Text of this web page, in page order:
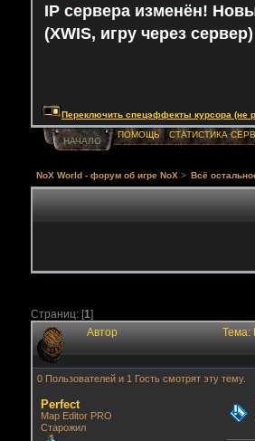
IP сервера изменён!
(XWIS, игру через сервер)
Переключить спецэффекты курсора (не
НАЧАЛО
ПОМОЩЬ СТАТИСТИКА
NoX World - форум об игре NoX > Всё
Страниц: [1]
Автор Тема:
0 Пользователей и 1 Гость смотрят эту тему.
Perfect
Map Editor PRO
Старожил